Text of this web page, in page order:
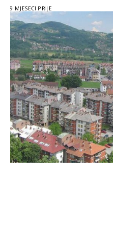
9 MJESECI PRIJE